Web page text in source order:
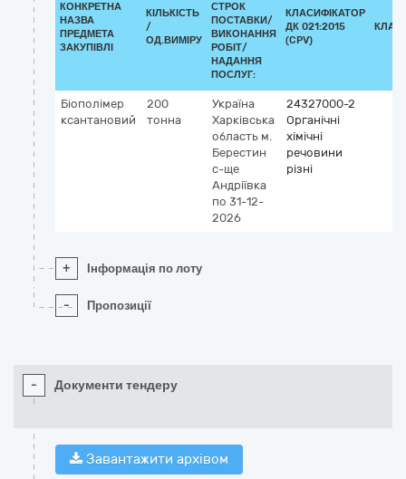
КОНКРЕТНА
НАЗВА
ПРЕДМЕТА
ЗАКУПІВЛІ
КІЛЬКІСТЬ
/
ОД.ВИМІРУ
СТРОК
ПОСТАВКИ/
ВИКОНАННЯ
РОБІТ/
НАДАННЯ
ПОСЛУГ:
КЛАСИФІКАТОР
ДК 021:2015
(CPV)
Біополімер
ксантановий
200
тонна
Україна
Харківська
область м.
Берестин
с-ще
Андріївка
по 31-12-
2026
24327000-2
Органічні
хімічні
речовини
різні
+ Інформація по лоту
- Пропозиції
- Документи тендеру
Завантажити архівом